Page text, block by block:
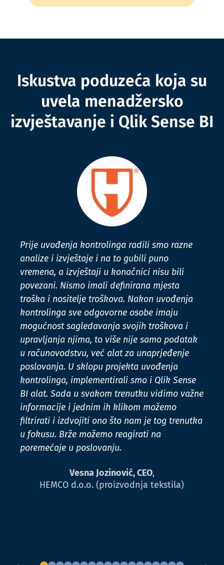
Iskustva poduzeća koja su
uvela menadžersko
izvještavanje i Qlik Sense BI
Prije uvođenja kontrolinga radili smo razne
analize i izvještaje i na to gubili puno
vremena, a izvještaji u konačnici nisu bili
povezani. Nismo imali definirana mjesta
troška i nositelje troškova. Nakon uvođenja
kontrolinga sve odgovorne osobe imaju
mogućnost sagledavanja svojih troškova i
upravljanja njima, to više nije samo podatak
u računovodstvu, već alat za unaprjeđenje
poslovanja. U sklopu projekta uvođenja
kontrolinga, implementirali smo i Qlik Sense
BI alat. Sada u svakom trenutku vidimo važne
informacije i jednim ih klikom možemo
filtrirati i izdvojiti ono što nam je tog trenutka
u fokusu. Brže možemo reagirati na
poremećaje u poslovanju.
Vesna Jozinović, CEO,
HEMCO d.o.o. (proizvodnja tekstila)